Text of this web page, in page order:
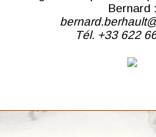
Bernard
Tél. +33 622